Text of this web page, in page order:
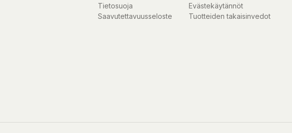
Tietosuoja
Saavutettavuusseloste
Evästekäytännöt
Tuotteiden takaisinvedot